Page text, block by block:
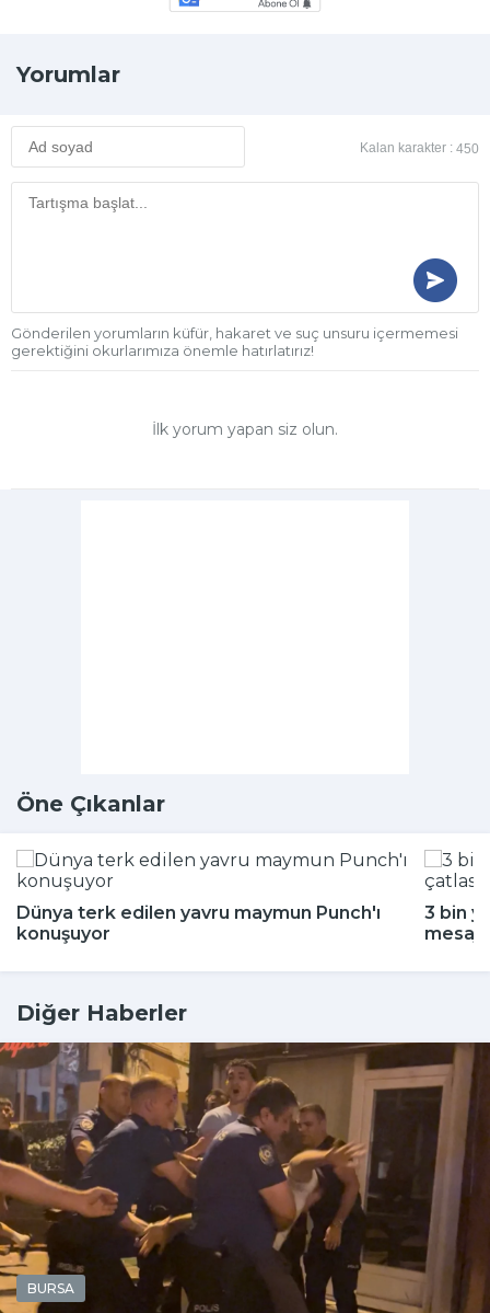
Yorumlar
Kalan karakter : 450
Gönderilen yorumların küfür, hakaret ve suç unsuru içermemesi
gerektiğini okurlarımıza önemle hatırlatırız!
İlk yorum yapan siz olun.
Öne Çıkanlar
Dünya terk edilen yavru maymun Punch'ı
konuşuyor
3 bin
mesajı
Diğer Haberler
BURSA